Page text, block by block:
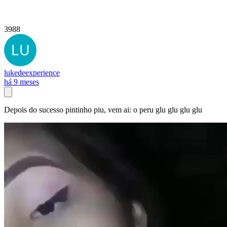
3988
lukedeexperience
há 9 meses
Depois do sucesso pintinho piu, vem ai: o peru glu glu glu glu